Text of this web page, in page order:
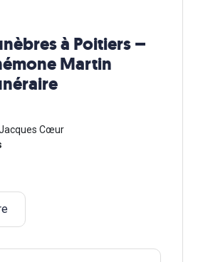
à Poitiers –
Martin
Cœur